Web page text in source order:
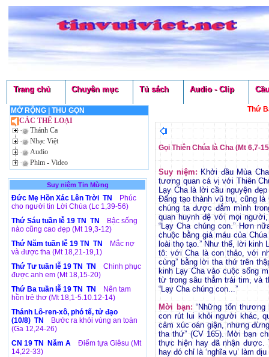
Trang chủ Chuyên mục Tủ sách Audio - Clip
MỞ RỘNG| THU GỌN
CÁC THỂ LOẠI
Thánh Ca
Nhạc Việt
Audio
Phim - Video
Suy niệm Tin Mừng
Đức Mẹ Hồn Xác Lên Trời TN
Phúc
cho người tin Lời Chúa (Lc 1,39-56)
Thứ Sáu tuần lễ 19 TN TN
Bậc sống
nào cũng cao đẹp (Mt 19,3-12)
Thứ Năm tuần lễ 19 TN TN
Mắc nợ
và được tha (Mt 18,21-19,1)
Thứ Tư tuần lễ 19 TN TN
Chinh phục
được anh em (Mt 18,15-20)
Thứ Ba tuần lễ 19 TN TN
Nên tam
hồn trẻ thơ (Mt 18,1-5.10.12-14)
Thánh Lô-ren-xô, phó tế, tử đạo
(10/8) TN
Bước ra khỏi vùng an toàn
(Ga 12,24-26)
CN 19 TN Năm A
Điểm tựa Giêsu (Mt
14,22-33)
Thứ
Gọi Thiên Chúa là Cha (Mt 6,7-
Suy niệm: Khởi đầu Mùa
tương quan cá vị với Thiên
Lạy Cha là lời cầu nguyện
Đấng tạo thành vũ trụ, cũng là
chúng ta được đắm mình
quan huynh đệ với mọi
“Lạy Cha chúng con.” Hơn
chuộc bằng giá máu của
loài thọ tạo.” Như thế, lời kinh
tô: với Cha là con thảo, với
cùng” bằng lời tha thứ trên
kinh Lạy Cha vào cuộc sống
từ trong sâu thẳm trái tim, và
“Lạy Cha chúng con...”
Mời bạn: “Những tổn
con rút lui khỏi người khác,
cảm xúc oán giận, nhưng
tha thứ” (CV 165). Mời bạn
thực hiện hay đã nhận được.
hay đó chỉ là ‘nghĩa vụ’ làm